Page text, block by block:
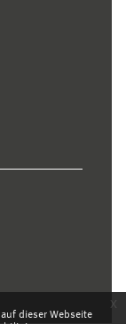
dieser Webseite
x